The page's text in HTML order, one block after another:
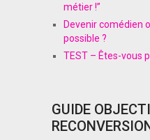
métier !”
Devenir comédien
possible ?
TEST – Êtes-vous
GUIDE
RECONVERSION